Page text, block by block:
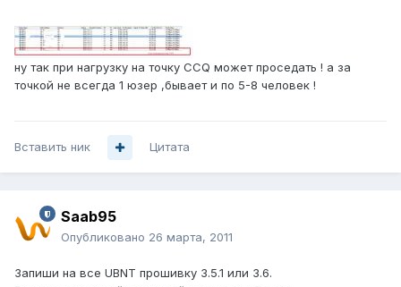
ну так при нагрузку на точку ССQ может проседать ! а за
точкой не всегда 1 юзер ,бывает и по 5-8 человек !
Вставить ник Цитата
Saab95
Опубликовано 26 марта, 2011
Запиши на все UBNT прошивку 3.5.1 или 3.6.